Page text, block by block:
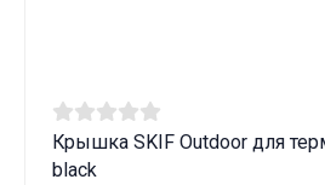
Крышка SKIF Outdoor для
black